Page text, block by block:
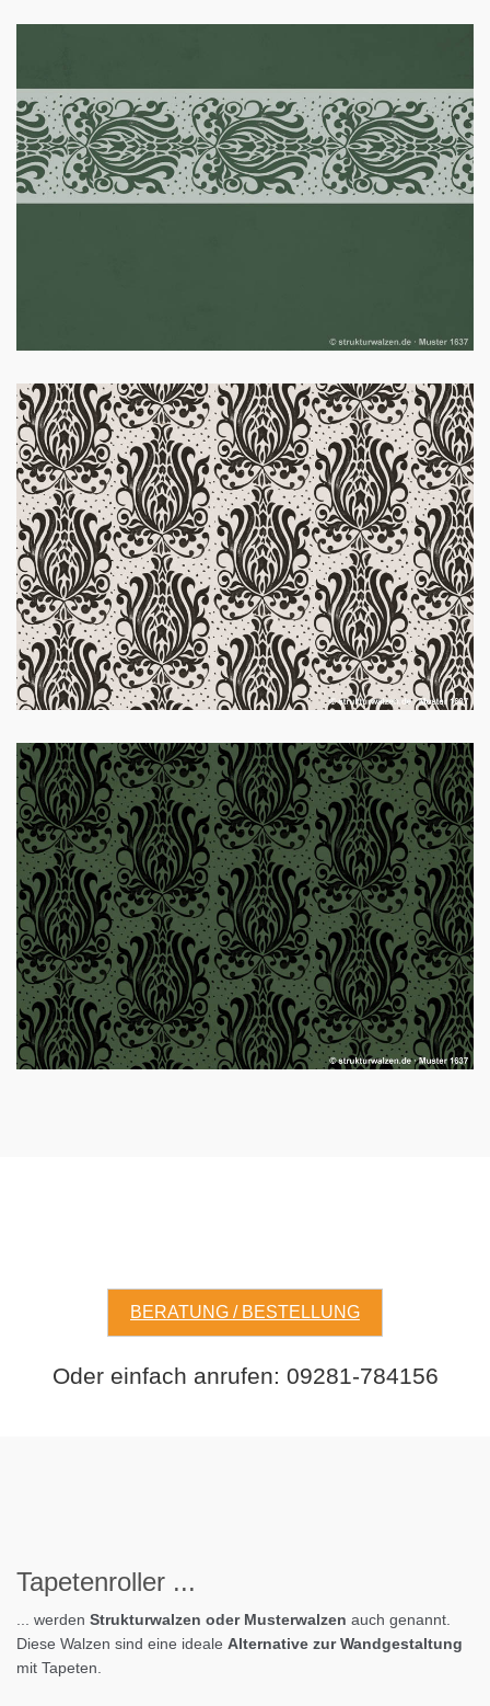
BERATUNG / BESTELLUNG
Oder einfach anrufen: 09281-784156
Tapetenroller ...
... werden Strukturwalzen oder Musterwalzen auch genannt.
Diese Walzen sind eine ideale Alternative zur Wandgestaltung
mit Tapeten.